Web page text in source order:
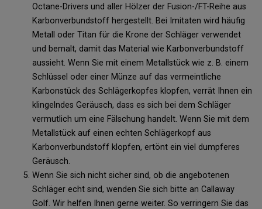
Octane-Drivers und aller Hölzer der Fusion-/FT-Reihe aus
Karbonverbundstoff hergestellt. Bei Imitaten wird häufig
Metall oder Titan für die Krone der Schläger verwendet
und bemalt, damit das Material wie Karbonverbundstoff
aussieht. Wenn Sie mit einem Metallstück wie z. B. einem
Schlüssel oder einer Münze auf das vermeintliche
Karbonstück des Schlägerkopfes klopfen, verrät Ihnen ein
klingelndes Geräusch, dass es sich bei dem Schläger
vermutlich um eine Fälschung handelt. Wenn Sie mit dem
Metallstück auf einen echten Schlägerkopf aus
Karbonverbundstoff klopfen, ertönt ein viel dumpferes
Geräusch.
Wenn Sie sich nicht sicher sind, ob die angebotenen
Schläger echt sind, wenden Sie sich bitte an Callaway
Golf. Wir helfen Ihnen gerne weiter. So verringern Sie das